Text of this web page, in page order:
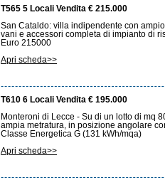
T565 5 Locali Vendita € 215.000
San Cataldo: villa indipendente con
vani e accessori completa di impianto di
Euro 215000
Apri scheda>>
T610 6 Locali Vendita € 195.000
Monteroni di Lecce - Su di un lotto di mq
ampia metratura, in posizione angolare
Classe Energetica G (131 kWh/mqa)
Apri scheda>>